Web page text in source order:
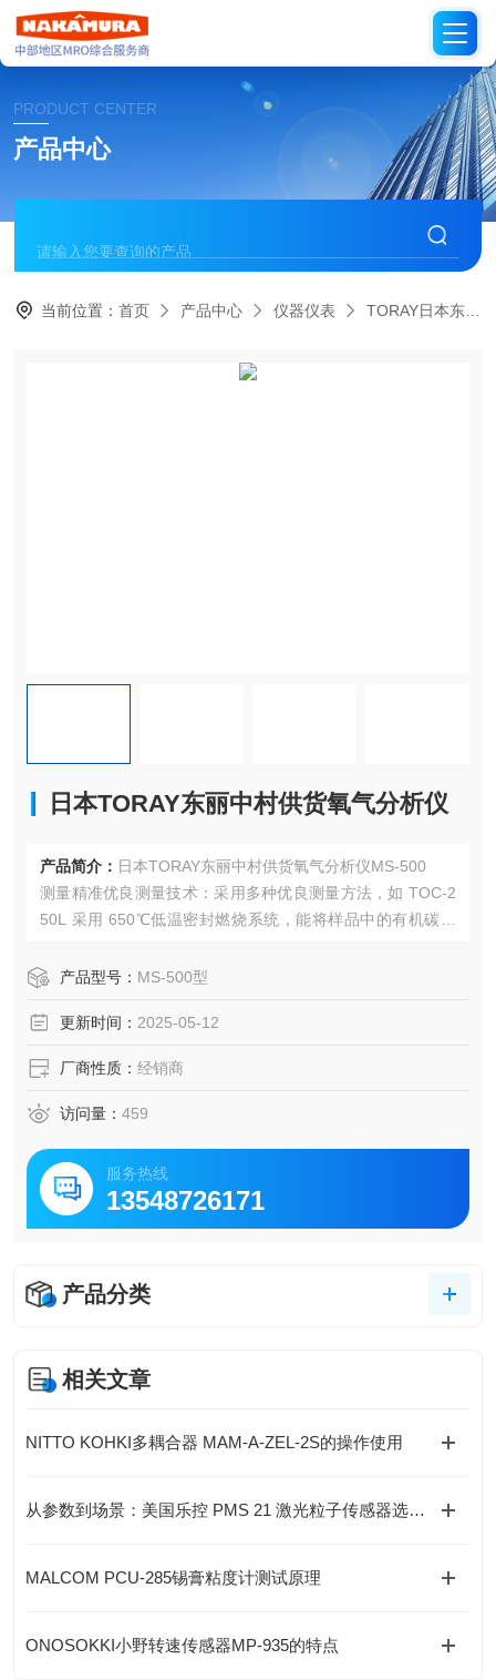
PRODUCT CENTER
产品中心
当前位置：首页 产品中心 仪器仪表 TORAY日本东丽
日本TORAY东丽中村供货氧气分析仪
产品简介： 日本TORAY东丽中村供货氧气分析仪MS-500
测量精准优良测量技术：采用多种优良测量方法，如 TOC-2
50L 采用 650℃低温密封燃烧系统，能将样品中的有机碳高
对各种水样中总有机碳的精准测定，测量范围广至 0 - 2 ~ 2,
产品型号： MS-500型
更新时间： 2025-05-12
厂商性质： 经销商
访问量： 459
服务热线
13548726171
产品分类
相关文章
NITTO KOHKI多耦合器 MAM-A-ZEL-2S的操作使用
从参数到场景：美国乐控 PMS 21 激光粒子传感器选型指南
MALCOM PCU-285锡膏粘度计测试原理
ONOSOKKI小野转速传感器MP-935的特点